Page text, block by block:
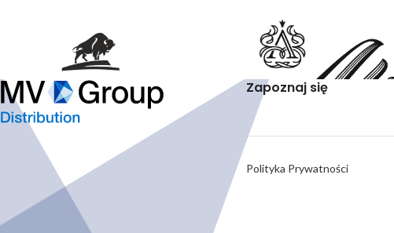
Zapoznaj się
Polityka Prywatności